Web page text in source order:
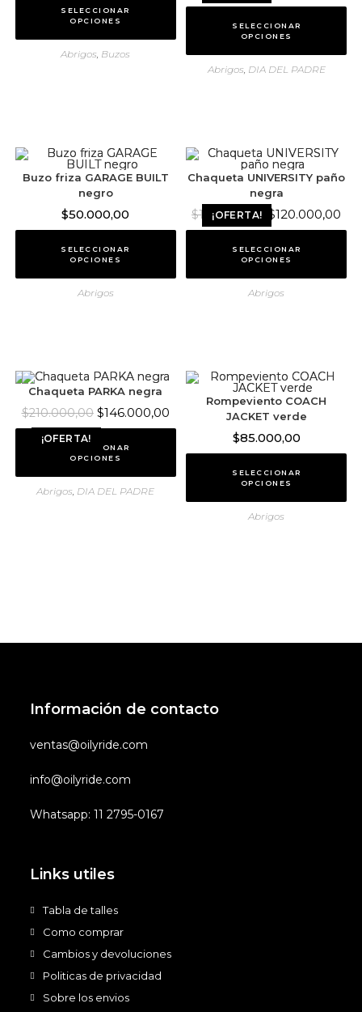
SELECCIONAR
OPCIONES
Abrigos, Buzos
SELECCIONAR
OPCIONES
Abrigos, DIA DEL PADRE
Buzo friza GARAGE BUILT
negro
$50.000,00
SELECCIONAR
OPCIONES
Abrigos
¡OFERTA!
Chaqueta UNIVERSITY paño
negra
$180.000,00 $120.000,00
SELECCIONAR
OPCIONES
Abrigos
¡OFERTA!
Chaqueta PARKA negra
$210.000,00 $146.000,00
SELECCIONAR
OPCIONES
Abrigos, DIA DEL PADRE
Rompeviento COACH
JACKET verde
$85.000,00
SELECCIONAR
OPCIONES
Abrigos
Información de contacto
ventas@oilyride.com
info@oilyride.com
Whatsapp: 11 2795-0167
Links utiles
Tabla de talles
Como comprar
Cambios y devoluciones
Politicas de privacidad
Sobre los envios